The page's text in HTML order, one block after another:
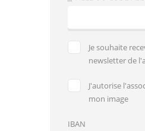
Je souhaite
newsletter de
J'autorise
mon image
IBAN